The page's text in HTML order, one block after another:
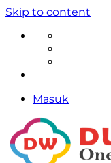
Skip to content
Masuk